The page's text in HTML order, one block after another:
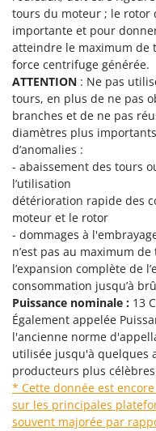
tours du moteur ; le rotor
importante et pour
atteindre le maximum de
force centrifuge générée.
ATTENTION : Ne pas
tours, en plus de ne pas
branches et de ne pas
diamètres plus
d’anomalies :
- abaissement des tours
l’utilisation
détérioration rapide des
moteur et le rotor
- dommages à
n’est pas au maximum
l’expansion complète de
consommation jusqu’à
Puissance nominale : 13
Également appelée
l'ancienne norme
utilisée jusqu'à quelques
producteurs plus
* Cette donnée est
sur les principales
souvent majorée par